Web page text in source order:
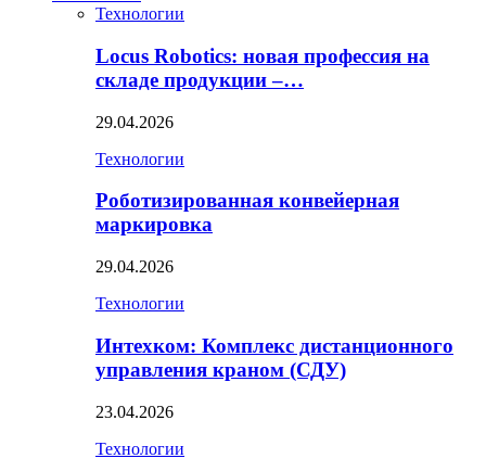
Технологии
Locus Robotics: новая профессия на
складе продукции –…
29.04.2026
Технологии
Роботизированная конвейерная
маркировка
29.04.2026
Технологии
Интехком: Комплекс дистанционного
управления краном (СДУ)
23.04.2026
Технологии